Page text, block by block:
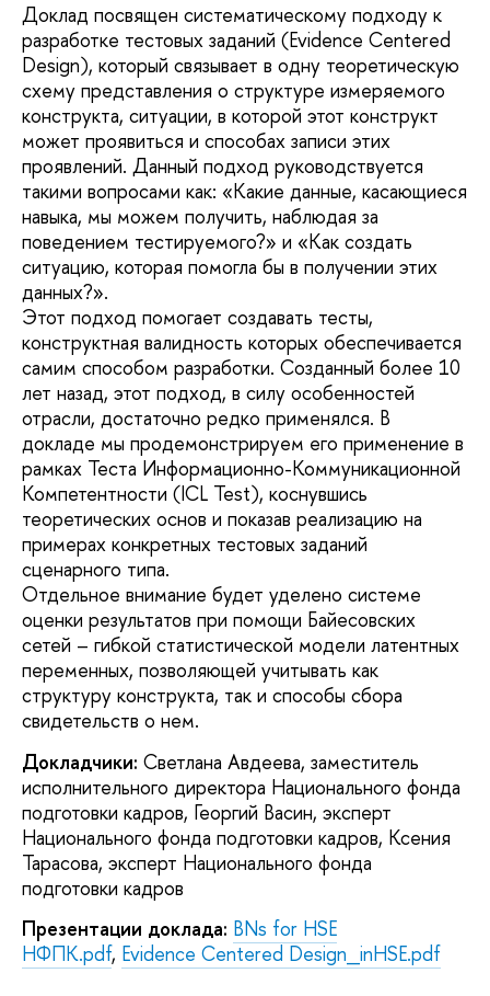
Доклад посвящен систематическому подходу к
разработке тестовых заданий (Evidence Centered
Design), который связывает в одну теоретическую
схему представления о структуре измеряемого
конструкта, ситуации, в которой этот конструкт
может проявиться и способах записи этих
проявлений. Данный подход руководствуется
такими вопросами как: «Какие данные, касающиеся
навыка, мы можем получить, наблюдая за
поведением тестируемого?» и «Как создать
ситуацию, которая помогла бы в получении этих
данных?».
Этот подход помогает создавать тесты,
конструктная валидность которых обеспечивается
самим способом разработки. Созданный более 10
лет назад, этот подход, в силу особенностей
отрасли, достаточно редко применялся. В
докладе мы продемонстрируем его применение в
рамках Теста Информационно-Коммуникационной
Компетентности (ICL Test), коснувшись
теоретических основ и показав реализацию на
примерах конкретных тестовых заданий
сценарного типа.
Отдельное внимание будет уделено системе
оценки результатов при помощи Байесовских
сетей – гибкой статистической модели латентных
переменных, позволяющей учитывать как
структуру конструкта, так и способы сбора
свидетельств о нем.
Докладчики: Светлана Авдеева, заместитель
исполнительного директора Национального фонда
подготовки кадров, Георгий Васин, эксперт
Национального фонда подготовки кадров, Ксения
Тарасова, эксперт Национального фонда
подготовки кадров
Презентации доклада: BNs for HSE
НФПК.pdf, Evidence Centered Design_inHSE.pdf